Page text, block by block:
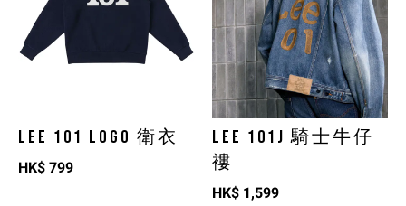
LEE 101 LOGO 衛衣
HK$ 799
LEE 101J 騎士牛仔
褸
HK$ 1,599